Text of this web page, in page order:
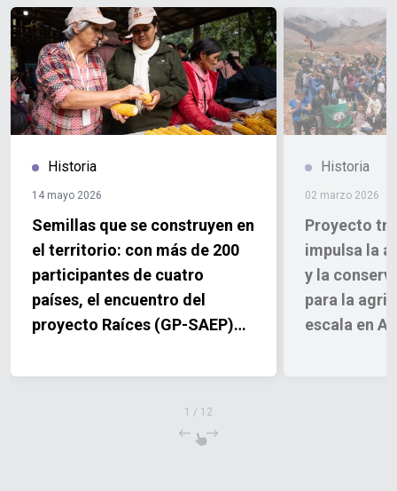
Historia
14 mayo 2026
Semillas que se construyen en
el territorio: con más de 200
participantes de cuatro
países, el encuentro del
proyecto Raíces (GP-SAEP)
sur desde Misiones
Historia
02 marzo 2026
Proyecto
impulsa la
y la
para la
escala en
1 / 12